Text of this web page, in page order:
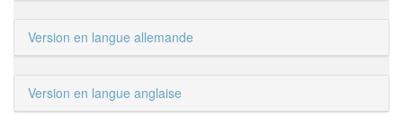
Version en langue allemande
Version en langue anglaise